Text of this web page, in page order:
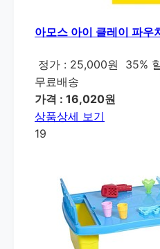
아모스 아이 클레이 파
정가 : 25,000원
35%
무료배송
가격 : 16,020원
상품상세 보기
19